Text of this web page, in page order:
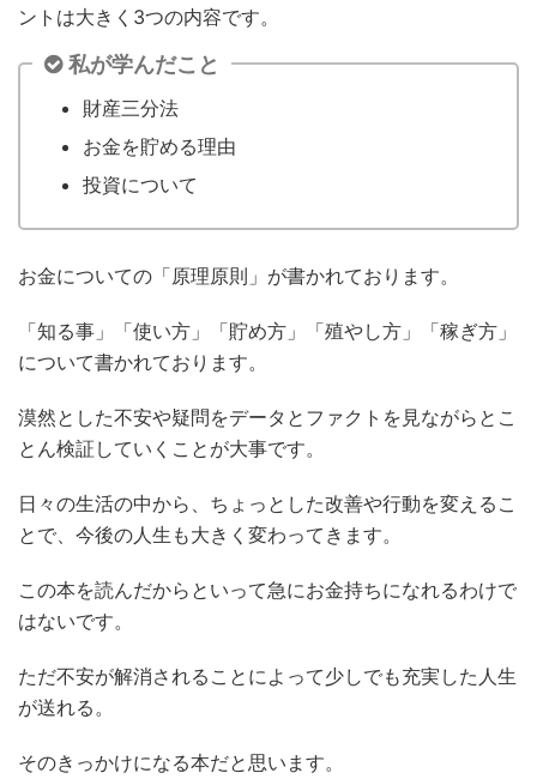
ントは大きく3つの内容です。
私が学んだこと
財産三分法
お金を貯める理由
投資について
お金についての「原理原則」が書かれております。
「知る事」「使い方」「貯め方」「殖やし方」「稼ぎ方」
について書かれております。
漠然とした不安や疑問をデータとファクトを見ながらとこ
とん検証していくことが大事です。
日々の生活の中から、ちょっとした改善や行動を変えるこ
とで、今後の人生も大きく変わってきます。
この本を読んだからといって急にお金持ちになれるわけで
はないです。
ただ不安が解消されることによって少しでも充実した人生
が送れる。
そのきっかけになる本だと思います。